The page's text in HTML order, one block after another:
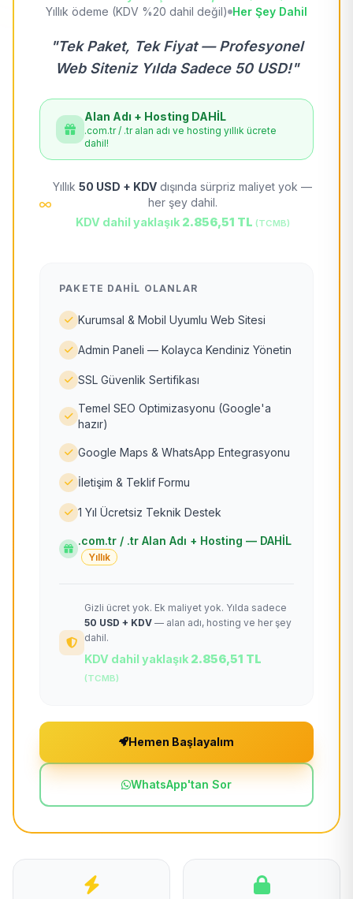
Yıllık ödeme (KDV %20 dahil değil) Her Şey Dahil
"Tek Paket, Tek Fiyat — Profesyonel
Web Siteniz Yılda Sadece 50 USD!"
Alan Adı + Hosting DAHİL
.com.tr / .tr alan adı ve hosting yıllık ücrete
dahil!
Yıllık 50 USD + KDV dışında sürpriz maliyet yok —
her şey dahil.
KDV dahil yaklaşık 2.856,51 TL (TCMB)
PAKETE DAHIL OLANLAR
Kurumsal & Mobil Uyumlu Web Sitesi
Admin Paneli — Kolayca Kendiniz Yönetin
SSL Güvenlik Sertifikası
Temel SEO Optimizasyonu (Google'a
hazır)
Google Maps & WhatsApp Entegrasyonu
İletişim & Teklif Formu
1 Yıl Ücretsiz Teknik Destek
.com.tr / .tr Alan Adı + Hosting — DAHİL
Yıllık
Gizli ücret yok. Ek maliyet yok. Yılda sadece
50 USD + KDV — alan adı, hosting ve her şey
dahil.
KDV dahil yaklaşık 2.856,51 TL
(TCMB)
Hemen Başlayalım
WhatsApp'tan Sor